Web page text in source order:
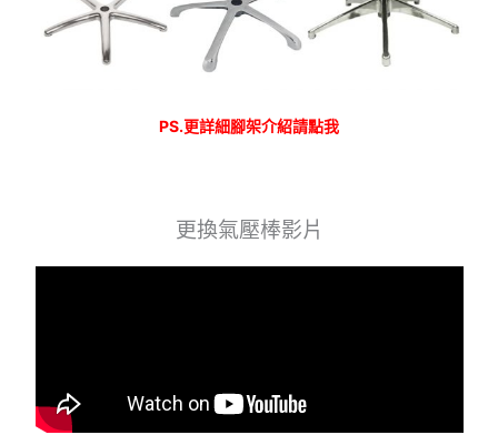
PS.更詳細腳架介紹請點我
更換氣壓棒影片